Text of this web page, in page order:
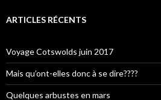
ARTICLES RÉCENTS
Voyage Cotswolds juin 2017
Mais qu’ont-elles donc à se dire????
Quelques arbustes en mars